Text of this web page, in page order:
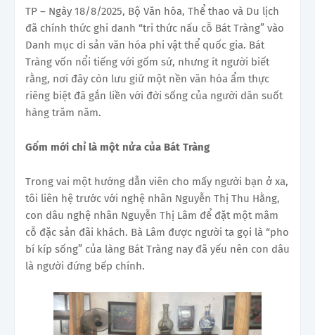
TP – Ngày 18/8/2025, Bộ Văn hóa, Thể thao và Du lịch
đã chính thức ghi danh “tri thức nấu cỗ Bát Tràng” vào
Danh mục di sản văn hóa phi vật thể quốc gia. Bát
Tràng vốn nổi tiếng với gốm sứ, nhưng ít người biết
rằng, nơi đây còn lưu giữ một nền văn hóa ẩm thực
riêng biệt đã gắn liền với đời sống của người dân suốt
hàng trăm năm.
Gốm mới chỉ là một nửa của Bát Tràng
Trong vai một hướng dẫn viên cho mấy người bạn ở xa,
tôi liên hệ trước với nghệ nhân Nguyễn Thị Thu Hằng,
con dâu nghệ nhân Nguyễn Thị Lâm để đặt một mâm
cỗ đặc sản đãi khách. Bà Lâm được người ta gọi là “pho
bí kíp sống” của làng Bát Tràng nay đã yếu nên con dâu
là người đứng bếp chính.